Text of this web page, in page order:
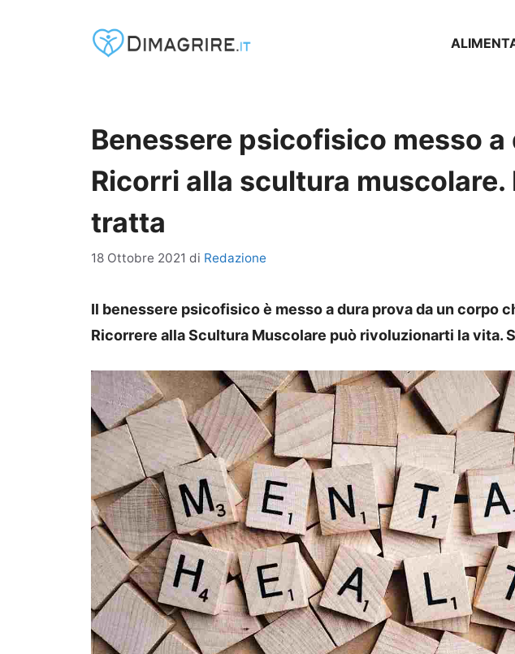
Benessere psicofisico messo a
Ricorri alla scultura muscolare.
tratta
18 Ottobre 2021 di Redazione
Il benessere psicofisico è messo a dura prova da un corpo
Ricorrere alla Scultura Muscolare può rivoluzionarti la vita.